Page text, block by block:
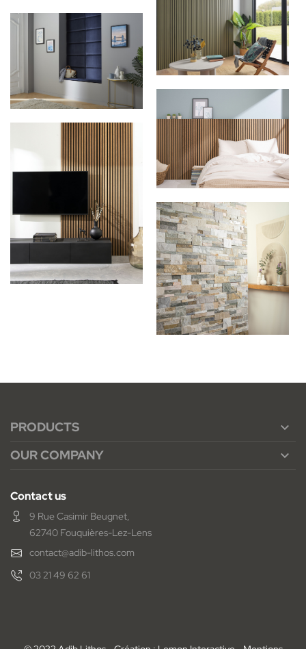
PRODUCTS 
OUR COMPANY 
Contact us
9 Rue Casimir Beugnet,
62740 Fouquières-Lez-Lens
contact@adib-lithos.com
03 21 49 62 61